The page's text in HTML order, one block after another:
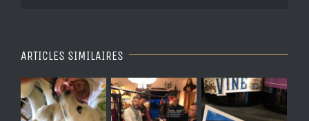
ARTICLES SIMILAIRES